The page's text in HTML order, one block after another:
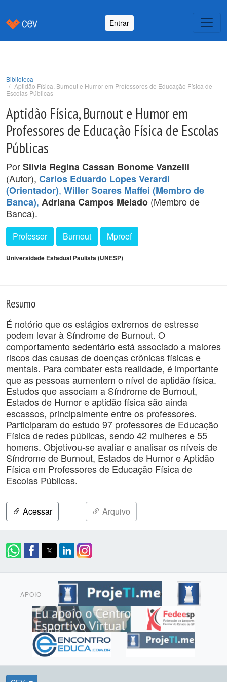
Entrar
Biblioteca
Aptidão Física, Burnout e Humor em Professores de Educação Física de
Escolas Públicas
Aptidão Física, Burnout e Humor em
Professores de Educação Física de Escolas
Públicas
PorSilvia Regina Cassan Bonome Vanzelli
(Autor), Carlos Eduardo Lopes Verardi
(Orientador), Willer Soares Maffei (Membro de
Banca), Adriana Campos Meiado (Membro de
Banca).
Professor Burnout Mproef
Universidade Estadual Paulista (UNESP)
Resumo
É notório que os estágios extremos de estresse
podem levar à Síndrome de Burnout. O
comportamento sedentário está associado a maiores
riscos das causas de doenças crônicas físicas e
mentais. Para combater esta realidade, é importante
que as pessoas aumentem o nível de aptidão física.
Estudos que associam a Síndrome de Burnout,
Estados de Humor e aptidão física são ainda
escassos, principalmente entre os professores.
Participaram do estudo 97 professores de Educação
Física de redes públicas, sendo 42 mulheres e 55
homens. Objetivou-se avaliar e analisar os níveis de
Síndrome de Burnout, Estados de Humor e Aptidão
Física em Professores de Educação Física de
Escolas Públicas.
Acessar Arquivo
APOIO